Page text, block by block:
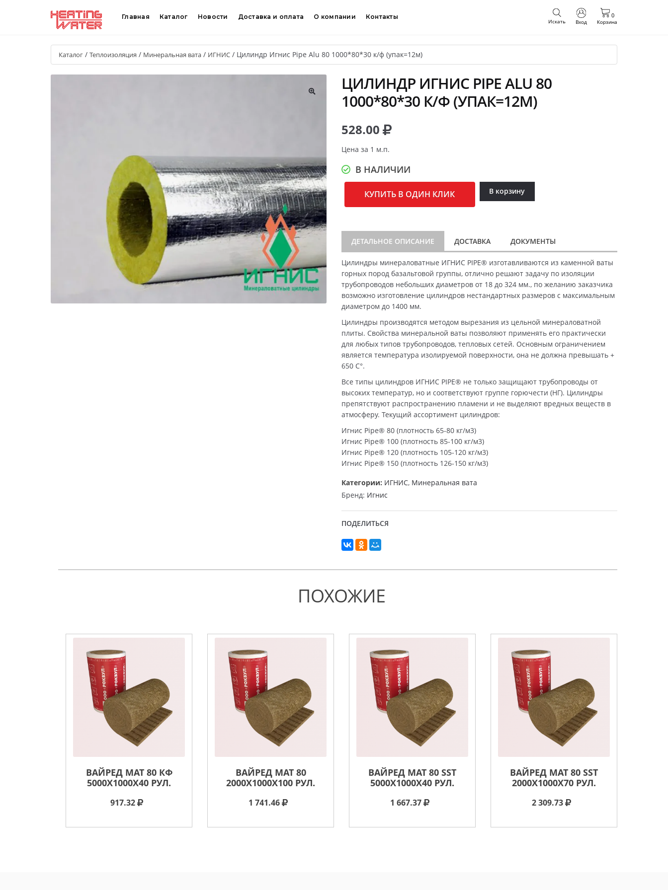
Главная Каталог Новости Доставка и оплата О компании Контакты 0
Корзина
Вход
Искать
Каталог / Теплоизоляция / Минеральная вата / ИГНИС / Цилиндр Игнис Pipe Alu 80 1000*80*30 к/ф (упак=12м)
ЦИЛИНДР ИГНИС PIPE ALU 80
1000*80*30 К/Ф (УПАК=12М)
528.00
Цена за 1 м.п.
В НАЛИЧИИ
В корзину
КУПИТЬ В ОДИН КЛИК
ДЕТАЛЬНОЕ ОПИСАНИЕ ДОСТАВКА ДОКУМЕНТЫ
Цилиндры минераловатные ИГНИС PIPE® изготавливаются из каменной ваты
горных пород базальтовой группы, отлично решают задачу по изоляции
трубопроводов небольших диаметров от 18 до 324 мм., по желанию заказчика
возможно изготовление цилиндров нестандартных размеров с максимальным
диаметром до 1400 мм.
Цилиндры производятся методом вырезания из цельной минераловатной
плиты. Свойства минеральной ваты позволяют применять его практически
для любых типов трубопроводов, тепловых сетей. Основным ограничением
является температура изолируемой поверхности, она не должна превышать +
650 C°.
Все типы цилиндров ИГНИС PIPE® не только защищают трубопроводы от
высоких температур, но и соответствуют группе горючести (НГ). Цилиндры
препятствуют распространению пламени и не выделяют вредных веществ в
атмосферу. Текущий ассортимент цилиндров:
Игнис Pipe® 80 (плотность 65-80 кг/м3)
Игнис Pipe® 100 (плотность 85-100 кг/м3)
Игнис Pipe® 120 (плотность 105-120 кг/м3)
Игнис Pipe® 150 (плотность 126-150 кг/м3)
Категории: ИГНИС, Минеральная вата
Бренд: Игнис
ПОДЕЛИТЬСЯ
ПОХОЖИЕ
ВАЙРЕД МАТ 80 КФ
5000X1000X40 РУЛ.
917.32
ВАЙРЕД МАТ 80
2000X1000X100 РУЛ.
1 741.46
ВАЙРЕД МАТ 80 SST
5000X1000X40 РУЛ.
1 667.37
ВАЙРЕД МАТ 80 SST
2000X1000X70 РУЛ.
2 309.73